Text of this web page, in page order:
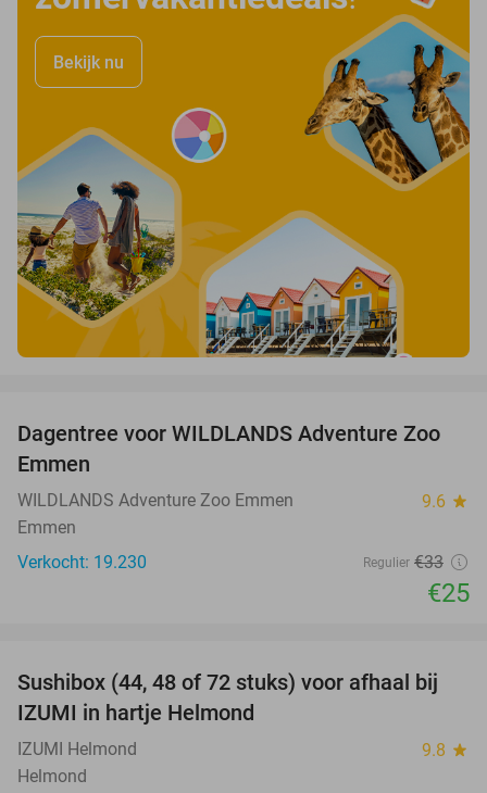
Bekijk nu
24%
Dagentree voor WILDLANDS Adventure Zoo
Emmen
WILDLANDS Adventure Zoo Emmen 9.6 star
Emmen
Verkocht: 19.230
Regulier €33
€25
45%
Sushibox (44, 48 of 72 stuks) voor afhaal bij
IZUMI in hartje Helmond
IZUMI Helmond 9.8 star
Helmond